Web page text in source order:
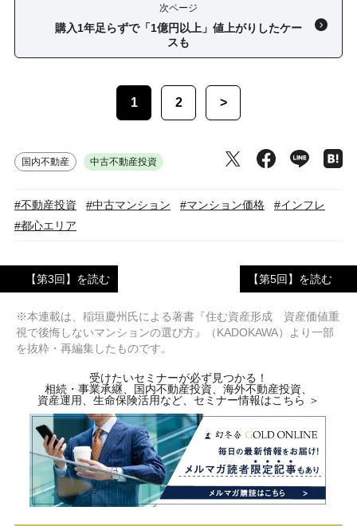
次ページ
購入1年足らずで「1億円以上」値上がりしたケー
スも
1 2 >
国内不動産 中古不動産投資
#不動産投資 #中古マンション #マンション価格
#インフレ
#都心エリア
【第3回】を読む 【第5回】を読む
※本連載は、稲垣慶州氏による著書『住む資産形成 資産価値重
視で後悔しないマンションの選び方』（KADOKAWA）より一部
を抜粋・再編集したものです。
受けたいセミナーが必ず見つかる！
相続・事業承継、国内不動産投資、海外不動産投資、
資産運用、生命保険活用など、セミナー情報はこちら ＞